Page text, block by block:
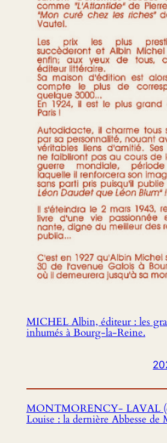
MICHEL Albin, éditeur : les
inhumés à Bourg-la-Reine.
MONTMORENCY- LAVAL
Louise : la dernière Abbesse de